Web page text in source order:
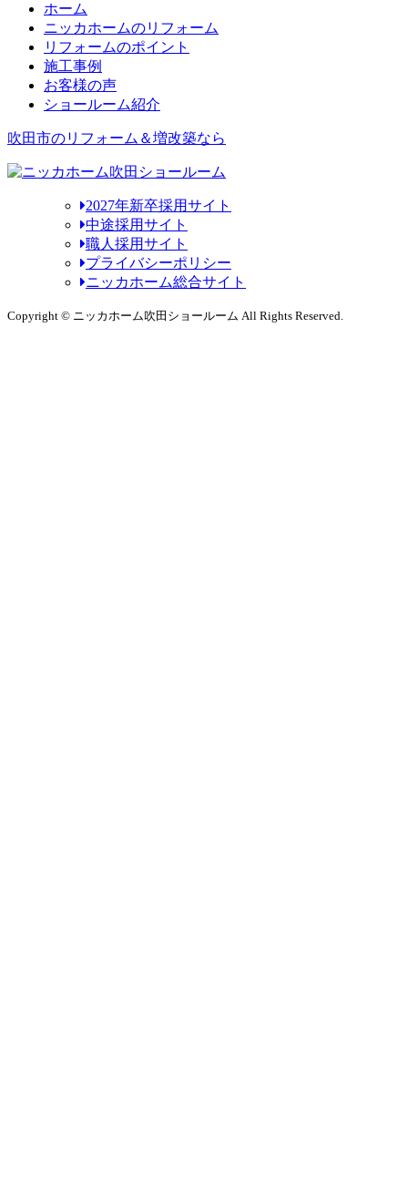
ホーム
ニッカホームのリフォーム
リフォームのポイント
施工事例
お客様の声
ショールーム紹介
吹田市のリフォーム＆増改築なら
2027年新卒採用サイト
中途採用サイト
職人採用サイト
プライバシーポリシー
ニッカホーム総合サイト
Copyright © ニッカホーム吹田ショールーム All Rights Reserved.